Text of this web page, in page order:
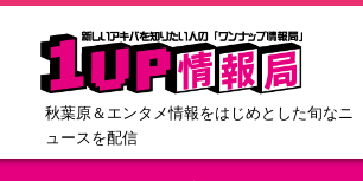
秋葉原＆エンタメ情報をはじめとした旬なニ
ュースを配信